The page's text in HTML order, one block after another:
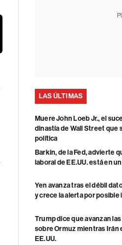
LAS ÚLTIMAS
Muere John Loeb Jr., el
dinastía de Wall Street que
política
Barkin, de la Fed, advierte
laboral de EE.UU. está en
Yen avanza tras el débil
y crece la alerta por
Trump dice que avanzan
sobre Ormuz mientras Irán
EE.UU.